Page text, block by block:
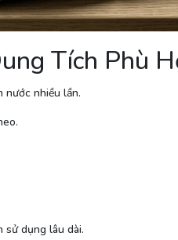
Tích Phù
nước nhiều lần.
dụng lâu dài.